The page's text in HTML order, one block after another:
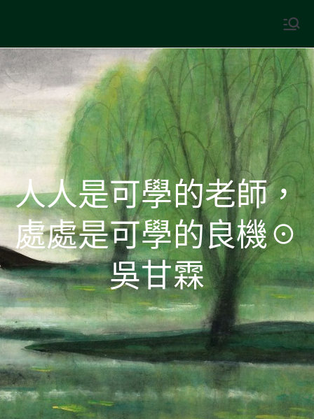
content
中國古典文學
人人是可學的老師，
處處是可學的良機☉
吳甘霖